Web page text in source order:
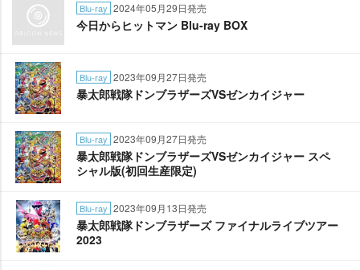
Blu-ray 2024年05月29日発売
今日からヒットマン Blu-ray BOX
Blu-ray 2023年09月27日発売
暴太郎戦隊ドンブラザーズVSゼンカイジャー
Blu-ray 2023年09月27日発売
暴太郎戦隊ドンブラザーズVSゼンカイジャー スペ
シャル版(初回生産限定)
Blu-ray 2023年09月13日発売
暴太郎戦隊ドンブラザーズ ファイナルライブツアー
2023